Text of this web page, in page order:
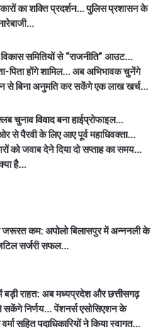
का शक्ति प्रदर्शन… पुलिस प्रशासन के
समितियों से “राजनीति” आउट…
पिता होंगे शामिल… अब अभिभावक चुनेंगे
से बिना अनुमति कर सकेंगे एक लाख खर्च…
चुनाव विवाद बना हाईप्रोफाइल…
ओर से पैरवी के लिए आए पूर्व महाधिवक्ता…
को जवाब देने दिया दो सप्ताह का समय…
है…
जरूरत कम: अपोलो बिलासपुर में अन्ननली के
सर्जरी सफल…
बड़ी राहत: अब मध्यप्रदेश और छत्तीसगढ़
निर्णय… पेंशनर्स एसोसिएशन के
सहित पदाधिकारियों ने किया स्वागत…